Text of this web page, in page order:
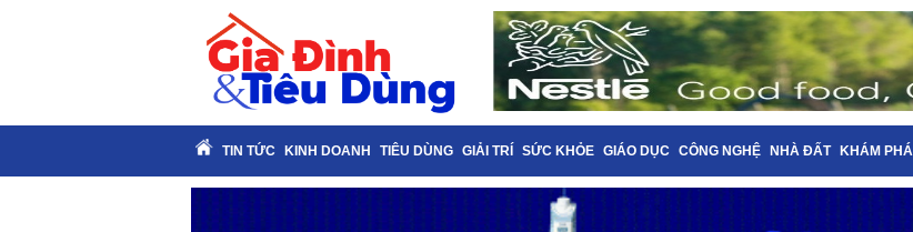
TIN TỨC KINH DOANH TIÊU DÙNG GIẢI TRÍ SỨC KHỎE GIÁO DỤC CÔNG NGHỆ NHÀ ĐẤT KHÁM PHÁ